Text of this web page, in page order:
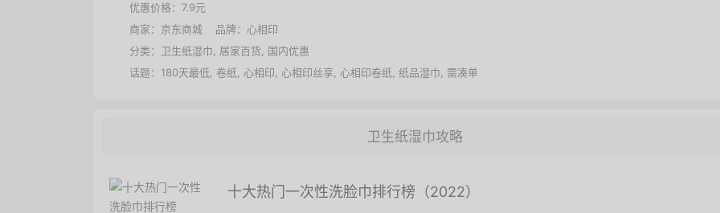
优惠价格： 7.9元
商家： 京东商城 品牌： 心相印
分类： 卫生纸湿巾 居家百货
国内优惠
话题： 180天最低 卷纸 心相印 心相印丝享 心相印卷纸 纸品湿巾 需凑单
卫生纸湿巾攻略
十大热门一次性洗脸巾排行榜（2022）